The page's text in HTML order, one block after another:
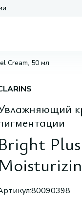
Cream, 50 мл
Bright
80090398